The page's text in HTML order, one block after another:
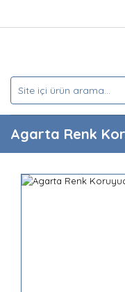
Agarta Renk